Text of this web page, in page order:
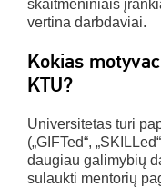
skaitmeniniais
vertina darbdaviai.
Kokias
KTU?
Universitetas turi
(„GIFTed“,
daugiau galimybių
sulaukti mentorių